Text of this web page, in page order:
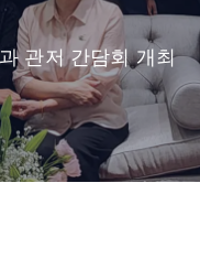
관저 간담회 개최